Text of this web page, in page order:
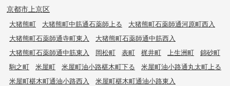
京都市上京区
大猪熊町 大猪熊町中筋通石薬師上る
大猪熊町石薬師通河原町西入
大猪熊町石薬師通寺町東入
大猪熊町石薬師通中筋西入
大猪熊町石薬師通中筋東入
岡松町 表町 梶井町 上生洲町
錦砂町
駒之町
米屋町 米屋町油小路椹木町下る
米屋町油小路通丸太町上る
米屋町椹木町通油小路西入
米屋町椹木町通油小路東入